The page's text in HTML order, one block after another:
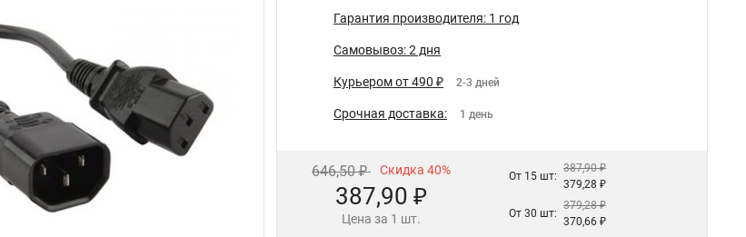
Гарантия производителя: 1 год
Самовывоз: 2 дня
Курьером от 490 ₽ 2-3 дней
Срочная доставка: 1 день
646,50 ₽ Скидка 40%
387,90 ₽
Цена за 1 шт.
От 15 шт:
387,90 ₽
379,28 ₽
От 30 шт:
379,28 ₽
370,66 ₽